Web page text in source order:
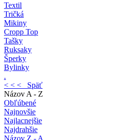
Textil
Tričká
Mikiny
Cropp Top
Tašky
Ruksaky
Šperky
Bylinky
.
< < < Späť
Názov A - Z
Obľúbené
Najnovšie
Najlacnejšie
Najdrahšie
Názov Z - A